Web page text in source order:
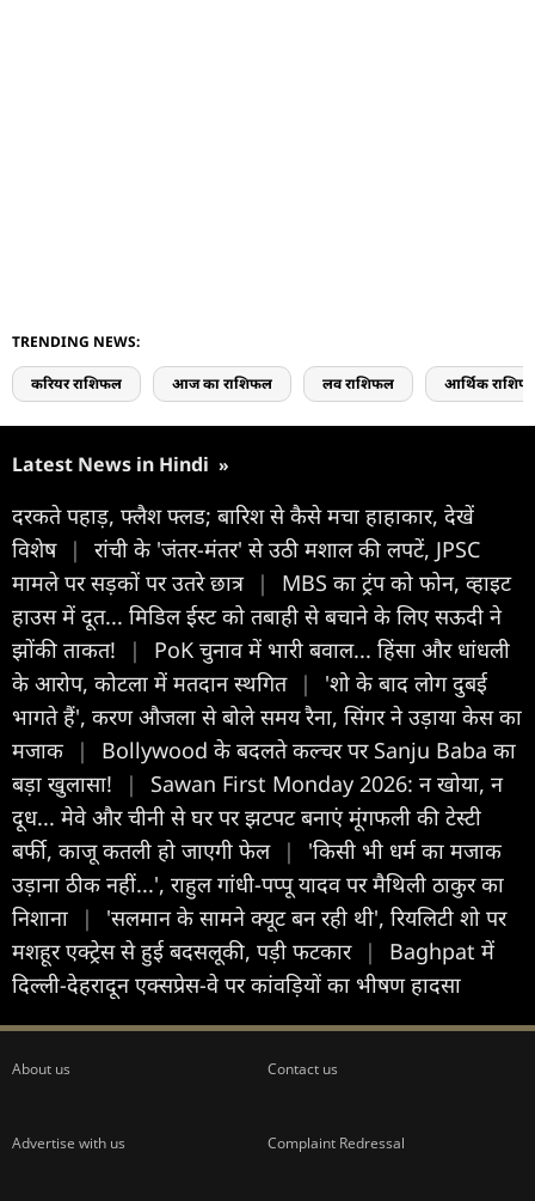
TRENDING NEWS:
करियर राशिफल आज का राशिफल लव राशिफल आर्थिक
Latest News in Hindi »
दरकते पहाड़, फ्लैश फ्लड; बारिश से कैसे मचा हाहाकार, देखें
विशेष |
रांची के 'जंतर-मंतर' से उठी मशाल की लपटें, JPSC
मामले पर सड़कों पर उतरे छात्र |
MBS का ट्रंप को फोन, व्हाइट
हाउस में दूत... मिडिल ईस्ट को तबाही से बचाने के लिए सऊदी ने
झोंकी ताकत!
|
PoK चुनाव में भारी बवाल... हिंसा और धांधली
के आरोप, कोटला में मतदान स्थगित |
'शो के बाद लोग दुबई
भागते हैं', करण औजला से बोले समय रैना, सिंगर ने उड़ाया केस का
मजाक
|
Bollywood के बदलते कल्चर पर Sanju Baba का
बड़ा खुलासा!
|
Sawan First Monday 2026: न खोया, न
दूध... मेवे और चीनी से घर पर झटपट बनाएं मूंगफली की टेस्टी
बर्फी, काजू कतली हो जाएगी फेल |
'किसी भी धर्म का मजाक
उड़ाना ठीक नहीं...', राहुल गांधी-पप्पू यादव पर मैथिली ठाकुर का
निशाना
|
'सलमान के सामने क्यूट बन रही थी', रियलिटी शो पर
मशहूर एक्ट्रेस से हुई बदसलूकी, पड़ी फटकार |
Baghpat में
दिल्ली-देहरादून एक्सप्रेस-वे पर कांवड़ियों का भीषण हादसा
About us Contact us
Advertise with us Complaint Redressal